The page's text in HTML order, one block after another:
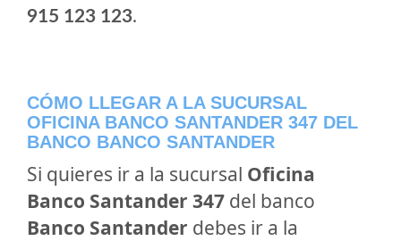
915 123 123.
CÓMO LLEGAR A LA SUCURSAL
OFICINA BANCO SANTANDER 347 DEL
BANCO BANCO SANTANDER
Si quieres ir a la sucursal Oficina
Banco Santander 347 del banco
Banco Santander debes ir a la